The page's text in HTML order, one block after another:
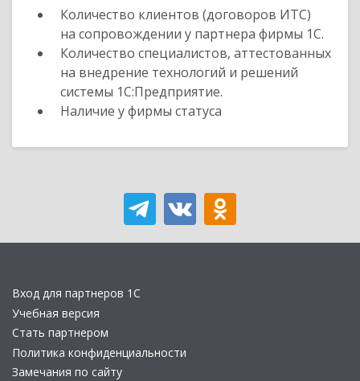
Количество клиентов (договоров ИТС)
на сопровождении у партнера фирмы 1С.
Количество специалистов, аттестованных
на внедрение технологий и решений
системы 1С:Предприятие.
Наличие у фирмы статуса
Вход для партнеров 1С
Учебная версия
Стать партнером
Политика конфиденциальности
Замечания по сайту